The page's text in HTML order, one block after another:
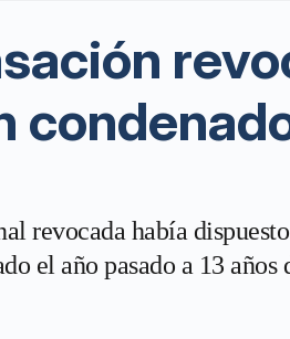
revocada había
el año pasado a 13